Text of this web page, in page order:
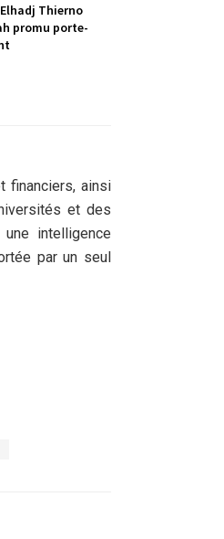
Thierno
promu porte-
financiers, ainsi
et des
intelligence
par un seul